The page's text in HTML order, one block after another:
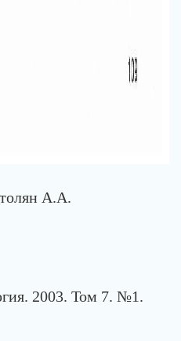
А.А.
2003. Том 7. №1.